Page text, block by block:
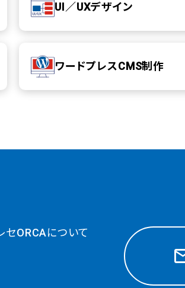
UI／UXデザイン
ワードプレスCMS制作
セORCAについて